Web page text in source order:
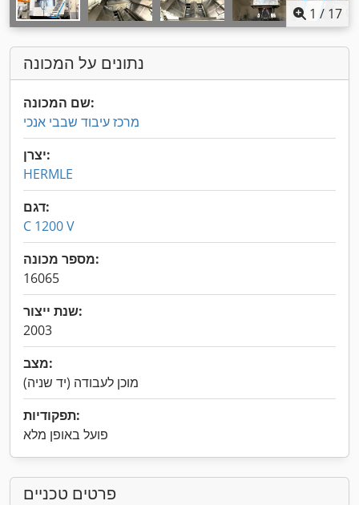
1 / 17
נתונים על המכונה
שם המכונה:
מרכז עיבוד שבבי אנכי
יצרן:
HERMLE
דגם:
C 1200 V
מספר מכונה:
16065
שנת ייצור:
2003
מצב:
מוכן לעבודה (יד שניה)
תפקודיות:
פועל באופן מלא
פרטים טכניים